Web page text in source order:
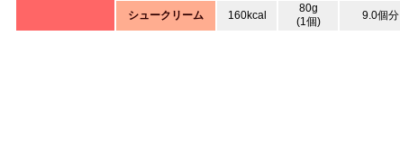
シュークリーム 160kcal
80g
(1個)
9.0個分